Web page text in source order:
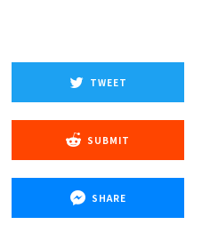
TWEET
SUBMIT
SHARE